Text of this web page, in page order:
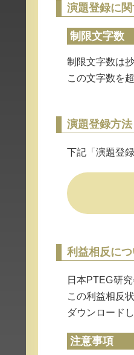
演題登録に
制限文字数
制限文字数は
この文字数を
演題登録方法
下記「演題登
利益相反に
日本PTEG研
この利益相反
ダウンロード
注意事項